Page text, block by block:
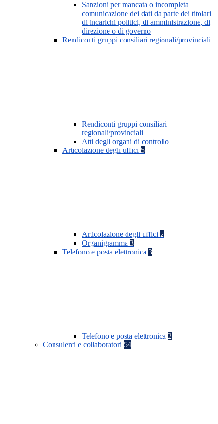
Sanzioni per mancata o incompleta
comunicazione dei dati da parte dei titolari
di incarichi politici, di amministrazione, di
direzione o di governo
Rendiconti gruppi consiliari regionali/provinciali
Rendiconti gruppi consiliari
regionali/provinciali
Atti degli organi di controllo
Articolazione degli uffici 5
Articolazione degli uffici 2
Organigramma 3
Telefono e posta elettronica 3
Telefono e posta elettronica 2
Consulenti e collaboratori 54